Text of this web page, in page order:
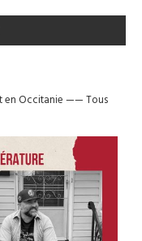
en Occitanie——Tous